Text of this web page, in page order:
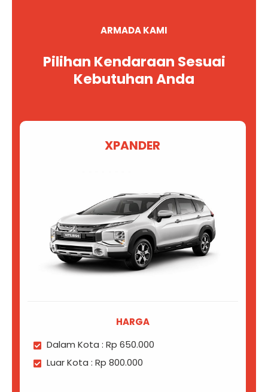
ARMADA KAMI
Pilihan Kendaraan Sesuai
Kebutuhan Anda
XPANDER
HARGA
Dalam Kota : Rp 650.000
Luar Kota : Rp 800.000